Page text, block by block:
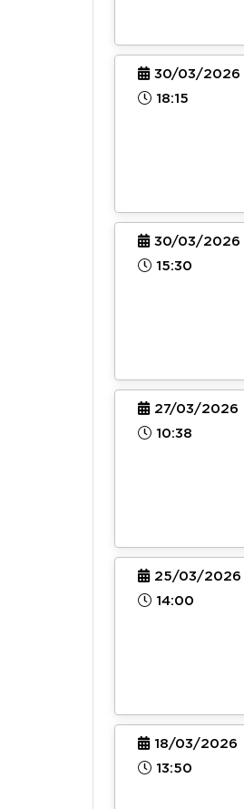
30/03/2026
18:15
30/03/2026
15:30
27/03/2026
10:38
25/03/2026
14:00
18/03/2026
13:50